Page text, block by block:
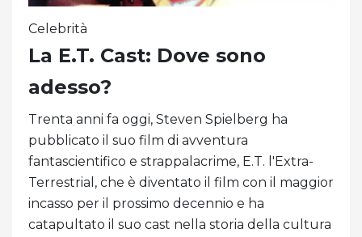
Celebrità
La E.T. Cast: Dove sono
adesso?
Trenta anni fa oggi, Steven Spielberg ha
pubblicato il suo film di avventura
fantascientifico e strappalacrime, E.T. l'Extra-
Terrestrial, che è diventato il film con il maggior
incasso per il prossimo decennio e ha
catapultato il suo cast nella storia della cultura